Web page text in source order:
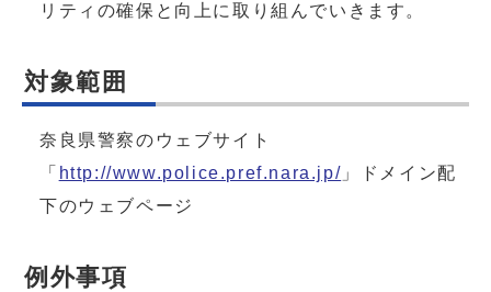
リティの確保と向上に取り組んでいきます。
対象範囲
奈良県警察のウェブサイト
「 http://www.police.pref.nara.jp/ 」ドメイン配
下のウェブページ
例外事項